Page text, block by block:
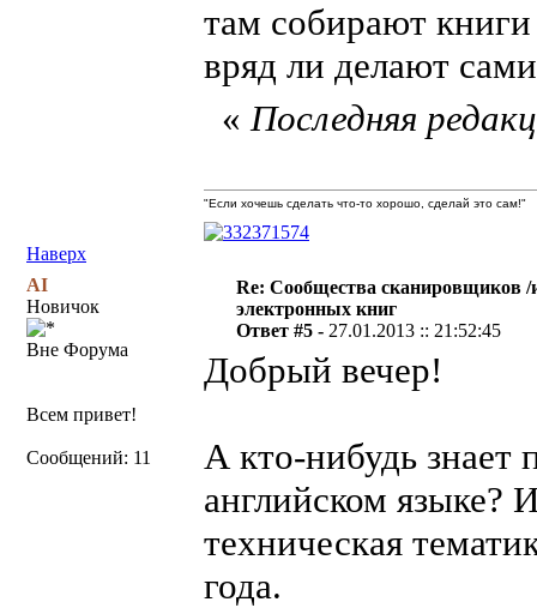
там собирают
вряд ли делают
Наверх
«Последняя
"Если хочешь сделать что-то хорошо, сделай это сам!"
AI
Новичок
Вне Форума
Всем привет!
Сообщений: 11
Re: Сообщества сканировщиков /
электронных книг
Ответ #5 - 27.01.2013 :: 21:52:45
Добрый вечер!
А кто-нибудь знает
английском языке?
техническая
года.